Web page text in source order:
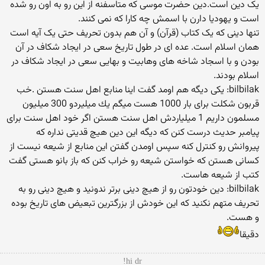
یک دین است.دین حضرت موسی که متاسفنه از این رو به اون رو شده
است و یهودیا دارن با اسمش چه کارا که نمی کنند.
تنها دینی که یک کتاب (قرآن) و آن هم بدون تحریف حتی یک آیه است
همان اسلام است. عده ای در طول تاریخ سعی در ایجاد شکاف در آن
بودن و با اسجاد شاخه های وهابیت و بهایی سعی در ایجاد شکاف در
اسلام بودند.
bilbilak: یكی دیگه هم اومد گفت اینا منابع اهل سنت هستن .خب
قربون شكلت برای بار 1000 هست میگم یك میلیردو 300 میلیون
مسلمون داریم 1 میلیاردش اهل سنت هستن اگر خود اهل سنت برای
پیامبر حدیث درست كنن كه دیگه این دین هیچ قدیتی نداره كه
پیروانش رو كنترل كنه سپس اومدن گفتن این منابع از شیعه نیست از
كسانی هستن كه خواستن شیعه رو خراب كنن كه باز بانو هستی گفت
كتب از شیعه هاست.
bilbilak: دین خودتون رو از هیچ دینی برتر ندونید و هیچ دینی رو به
تحریف متهم نكنید كه این خودش از بزرگترین تبعیض های تاریخ بوده
و هست.
دقیقا
hi dr!